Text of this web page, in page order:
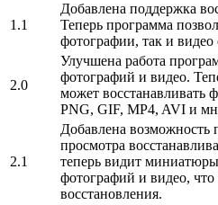
1.1
Добавлена поддержка
Теперь программа
фотографии, так и
2.0
Улучшена работа
фотографий и видео.
может восстанавливать
PNG, GIF, MP4, AVI и
2.1
Добавлена возможность
просмотра
теперь видит
фотографий и видео, что
восстановления.